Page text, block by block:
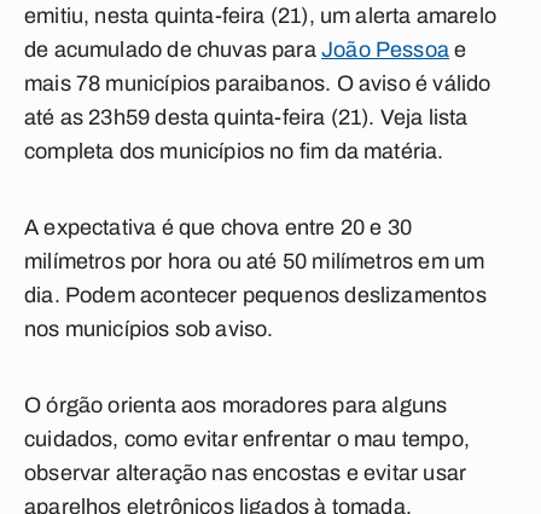
emitiu, nesta quinta-feira (21), um alerta amarelo
de acumulado de chuvas paraJoão Pessoa e
mais 78 municípios paraibanos. O aviso é válido
até as 23h59 desta quinta-feira (21). Veja lista
completa dos municípios no fim da matéria.
A expectativa é que chova entre 20 e 30
milímetros por hora ou até 50 milímetros em um
dia. Podem acontecer pequenos deslizamentos
nos municípios sob aviso.
O órgão orienta aos moradores para alguns
cuidados, como evitar enfrentar o mau tempo,
observar alteração nas encostas e evitar usar
aparelhos eletrônicos ligados à tomada.